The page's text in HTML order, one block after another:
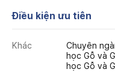
Điều kiện ưu tiên
Khác
Chuyên
học Gỗ và
học Gỗ và